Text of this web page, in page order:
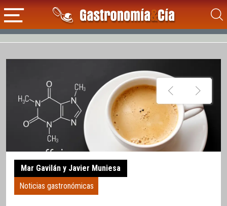
Mar Gavilán y Javier Muniesa
Noticias gastronómicas